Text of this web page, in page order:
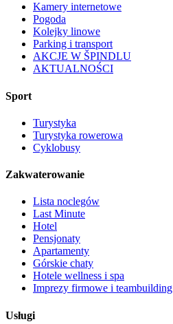
Kamery internetowe
Pogoda
Kolejky linowe
Parking i transport
AKCJE W ŠPINDLU
AKTUALNOŚCI
Sport
Turystyka
Turystyka rowerowa
Cyklobusy
Zakwaterowanie
Lista noclegów
Last Minute
Hotel
Pensjonaty
Apartamenty
Górskie chaty
Hotele wellness i spa
Imprezy firmowe i teambuilding
Usługi